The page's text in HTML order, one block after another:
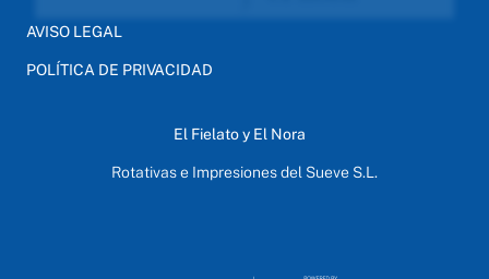
AVISO LEGAL
POLÍTICA DE PRIVACIDAD
El Fielato y El Nora
Rotativas e Impresiones del Sueve S.L.